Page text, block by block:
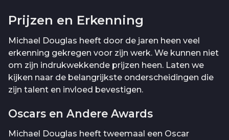
Prijzen en Erkenning
Michael Douglas heeft door de jaren heen veel
erkenning gekregen voor zijn werk. We kunnen niet
om zijn indrukwekkende prijzen heen. Laten we
kijken naar de belangrijkste onderscheidingen die
zijn talent en invloed bevestigen.
Oscars en Andere Awards
Michael Douglas heeft tweemaal een Oscar